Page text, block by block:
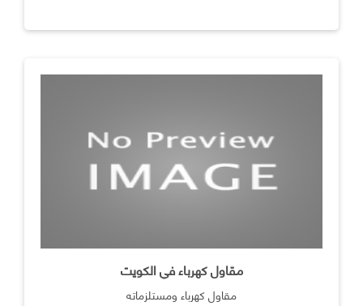
مقاول كهرباء في الكويت
مقاول كهرباء ومستلزماته